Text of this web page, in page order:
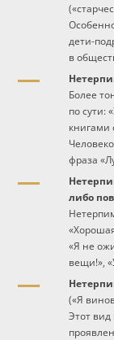
дети-
в
Более
по сути:
книгами
фраза
либо
«Я не
вещи!»,
(«Я
Этот